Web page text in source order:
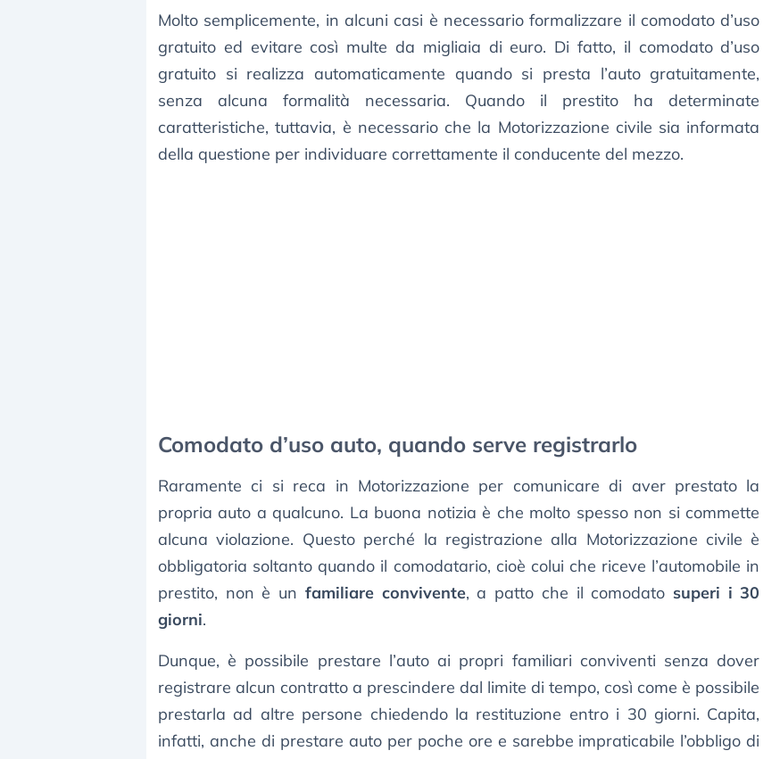
Molto semplicemente, in alcuni casi è necessario formalizzare il comodato d’uso
gratuito ed evitare così multe da migliaia di euro. Di fatto, il comodato d’uso
gratuito si realizza automaticamente quando si presta l’auto gratuitamente,
senza alcuna formalità necessaria. Quando il prestito ha determinate
caratteristiche, tuttavia, è necessario che la Motorizzazione civile sia informata
della questione per individuare correttamente il conducente del mezzo.
Comodato d’uso auto, quando serve registrarlo
Raramente ci si reca in Motorizzazione per comunicare di aver prestato la
propria auto a qualcuno. La buona notizia è che molto spesso non si commette
alcuna violazione. Questo perché la registrazione alla Motorizzazione civile è
obbligatoria soltanto quando il comodatario, cioè colui che riceve l’automobile in
prestito, non è un familiare convivente, a patto che il comodato superi i 30
giorni.
Dunque, è possibile prestare l’auto ai propri familiari conviventi senza dover
registrare alcun contratto a prescindere dal limite di tempo, così come è possibile
prestarla ad altre persone chiedendo la restituzione entro i 30 giorni. Capita,
infatti, anche di prestare auto per poche ore e sarebbe impraticabile l’obbligo di